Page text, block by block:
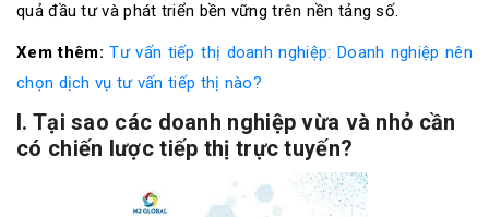
quả đầu tư và phát triển bền vững trên nền tảng số.
Xem thêm: Tư vấn tiếp thị doanh nghiệp: Doanh nghiệp nên
chọn dịch vụ tư vấn tiếp thị nào?
I. Tại sao các doanh nghiệp vừa và nhỏ cần
có chiến lược tiếp thị trực tuyến?